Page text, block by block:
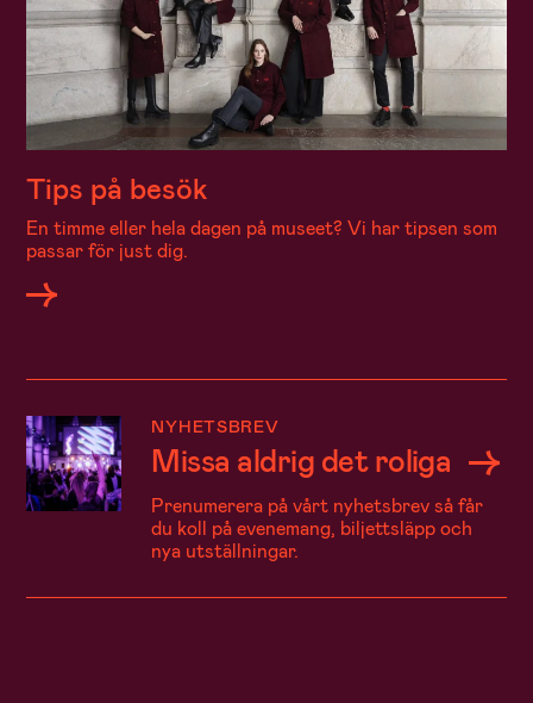
Tips på besök
En timme eller hela dagen på museet? Vi har tipsen som
passar för just dig.
NYHETSBREV
Missa aldrig det roliga
Prenumerera på vårt nyhetsbrev så får
du koll på evenemang, biljettsläpp och
nya utställningar.